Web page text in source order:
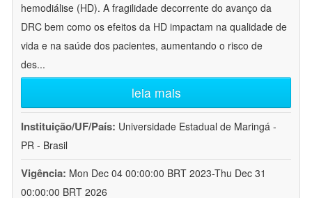
hemodiálise (HD). A fragilidade decorrente do avanço da
DRC bem como os efeitos da HD impactam na qualidade de
vida e na saúde dos pacientes, aumentando o risco de
des...
leia mais
Instituição/UF/País: Universidade Estadual de Maringá -
PR - Brasil
Vigência: Mon Dec 04 00:00:00 BRT 2023-Thu Dec 31
00:00:00 BRT 2026